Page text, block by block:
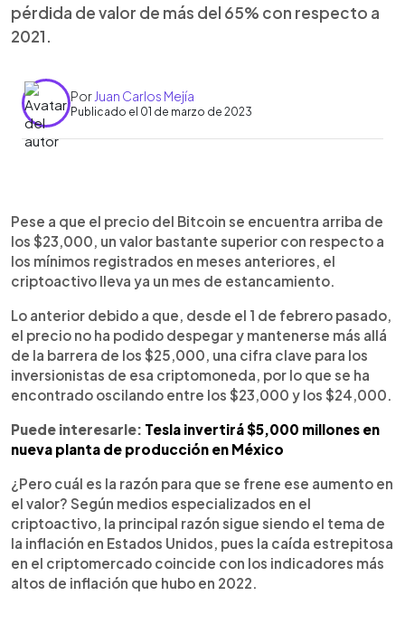
pérdida de valor de más del 65% con respecto a
2021.
Por Juan Carlos Mejía
Publicado el 01 de marzo de 2023
Escuchar artículo
Pese a que el precio del Bitcoin se encuentra arriba de
los $23,000, un valor bastante superior con respecto a
los mínimos registrados en meses anteriores, el
criptoactivo lleva ya un mes de estancamiento.
Lo anterior debido a que, desde el 1 de febrero pasado,
el precio no ha podido despegar y mantenerse más allá
de la barrera de los $25,000, una cifra clave para los
inversionistas de esa criptomoneda, por lo que se ha
encontrado oscilando entre los $23,000 y los $24,000.
Puede interesarle: Tesla invertirá $5,000 millones en
nueva planta de producción en México
¿Pero cuál es la razón para que se frene ese aumento en
el valor? Según medios especializados en el
criptoactivo, la principal razón sigue siendo el tema de
la inflación en Estados Unidos, pues la caída estrepitosa
en el criptomercado coincide con los indicadores más
altos de inflación que hubo en 2022.